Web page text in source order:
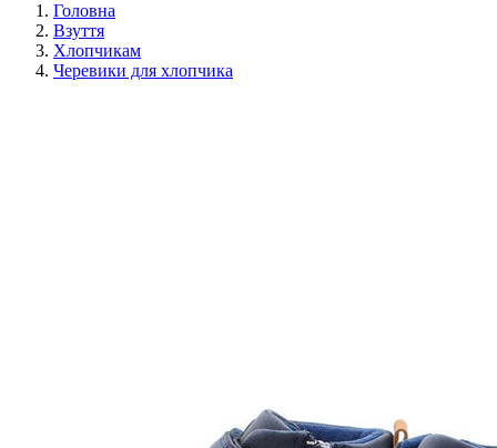
Головна
Взуття
Хлопчикам
Черевики для хлопчика